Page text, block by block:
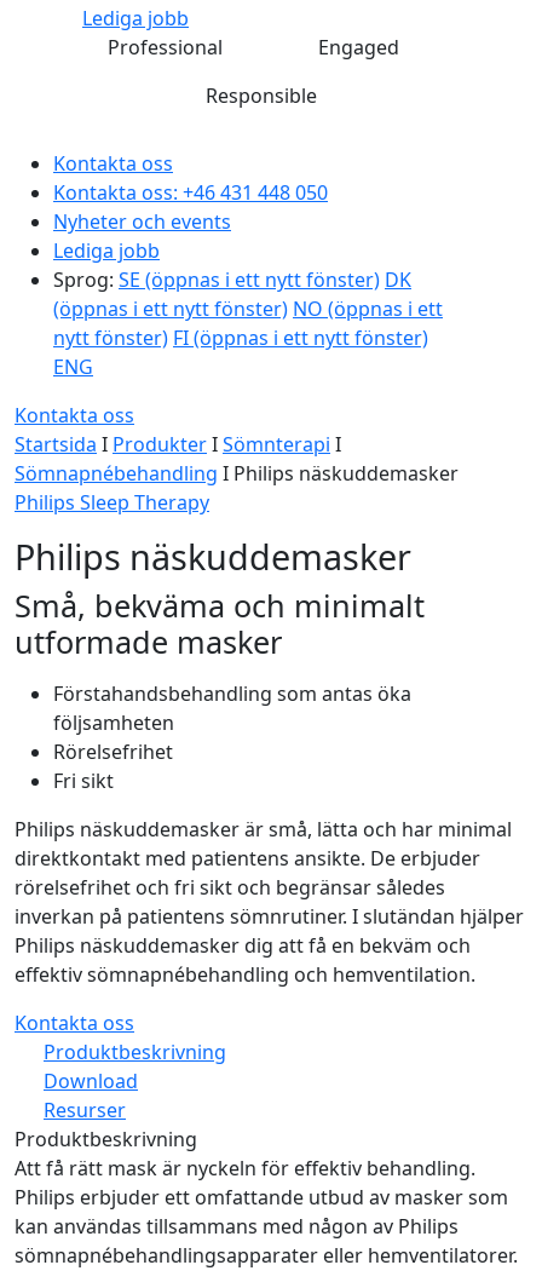
Lediga jobb
Professional
Engaged
Responsible
Kontakta oss
Kontakta oss: +46 431 448 050
Nyheter och events
Lediga jobb
Sprog: SE (öppnas i ett nytt fönster) DK
(öppnas i ett nytt fönster) NO (öppnas i ett
nytt fönster) FI(öppnas i ett nytt fönster)
ENG
Kontakta oss
Startsida I ProdukterISömnterapi I
Sömnapnébehandling I Philips näskuddemasker
Philips Sleep Therapy
Philips näskuddemasker
Små, bekväma och minimalt
utformade masker
Förstahandsbehandling som antas öka
följsamheten
Rörelsefrihet
Fri sikt
Philips näskuddemasker är små, lätta och har minimal
direktkontakt med patientens ansikte. De erbjuder
rörelsefrihet och fri sikt och begränsar således
inverkan på patientens sömnrutiner. I slutändan hjälper
Philips näskuddemasker dig att få en bekväm och
effektiv sömnapnébehandling och hemventilation.
Kontakta oss
Produktbeskrivning
Download
Resurser
Produktbeskrivning
Att få rätt mask är nyckeln för effektiv behandling.
Philips erbjuder ett omfattande utbud av masker som
kan användas tillsammans med någon av Philips
sömnapnébehandlingsapparater eller hemventilatorer.